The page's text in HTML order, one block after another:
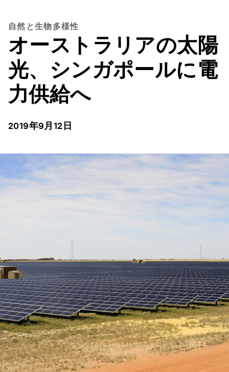
自然と生物多様性
オーストラリアの太陽
光、シンガポールに電
力供給へ
2019年9月12日